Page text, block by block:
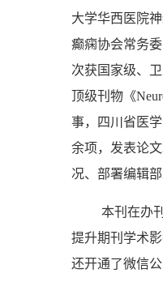
大学华西医院
癫痫协会常务
次获国家级、
顶级刊物《
事，四川省医
余项，发表论文
况、部署编辑
本刊在办
提升期刊学术
还开通了微信